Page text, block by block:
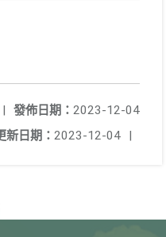
發佈日期： 2023-12-04
|
新日期： 2023-12-04 |